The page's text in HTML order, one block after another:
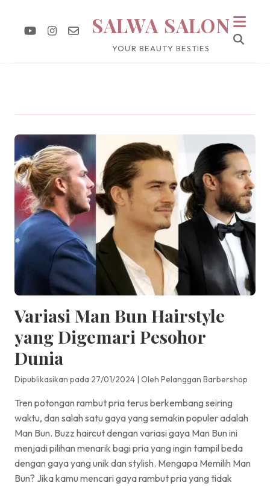
SALWA SALON
YOUR BEAUTY BESTIES
Variasi Man Bun Hairstyle
yang Digemari Pesohor
Dunia
Dipublikasikan pada 27/01/2024 | Oleh Pelanggan Barbershop
Tren potongan rambut pria terus berkembang seiring
waktu, dan salah satu gaya yang semakin populer adalah
Man Bun. Buzz haircut dengan variasi gaya Man Bun ini
menjadi pilihan menarik bagi pria yang ingin tampil beda
dengan gaya yang unik dan stylish. Mengapa Memilih Man
Bun? Jika kamu mencari gaya rambut pria yang tidak